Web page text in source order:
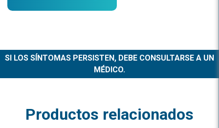
SI LOS SÍNTOMAS PERSISTEN, DEBE CONSULTARSE A UN
MÉDICO.
Productos relacionados